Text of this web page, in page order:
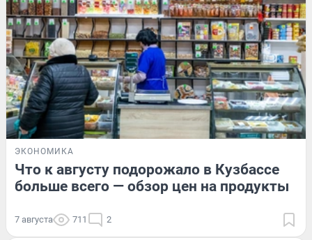
ЭКОНОМИКА
Что к августу подорожало в Кузбассе
больше всего — обзор цен на продукты
7 августа 711 2